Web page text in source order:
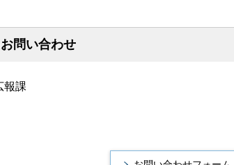
問い合わせ
報課